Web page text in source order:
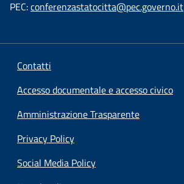
PEC:conferenzastatocitta@pec.governo.it
Contatti
Accesso documentale e accesso civico
Amministrazione Trasparente
Privacy Policy
Social Media Policy